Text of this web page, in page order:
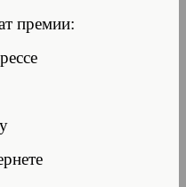
премии: